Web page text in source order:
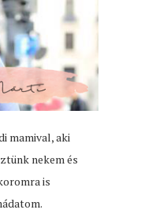
mamival, aki
nekem és
is